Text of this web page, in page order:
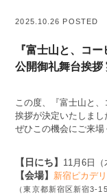
2025.10.26 POSTED
『富士山と、コ
公開御礼舞台挨拶
この度、『富士山と
挨拶が決定いたしまし
ぜひこの機会にご来場
【日にち】 11月6日（
【会場】 新宿ピカデ
（東京都新宿区新宿3-